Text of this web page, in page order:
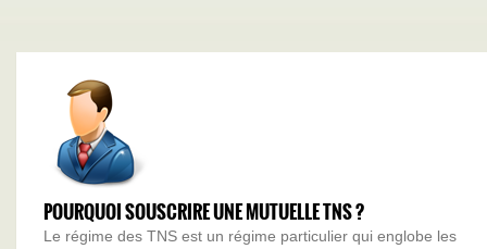
POURQUOI SOUSCRIRE UNE MUTUELLE TNS ?
Le régime des TNS est un régime particulier qui englobe les